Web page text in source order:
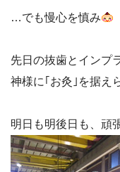
…でも慢心を慎み
先日の抜歯とインプ
神様に｢お灸｣を据え
明日も明後日も、頑